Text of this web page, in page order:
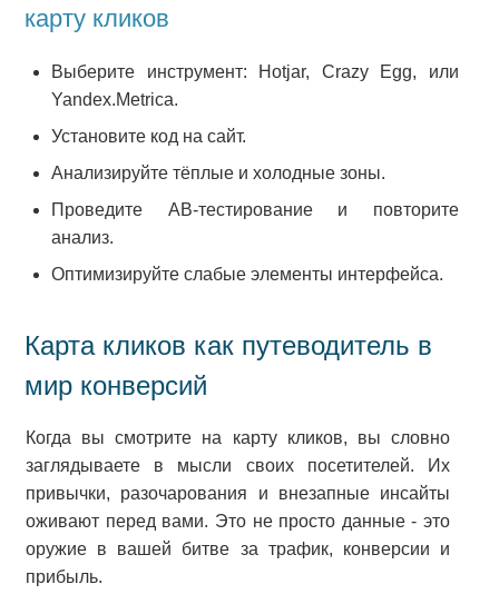
карту кликов
Выберите инструмент: Hotjar, Crazy Egg, или
Yandex.Metrica.
Установите код на сайт.
Анализируйте тёплые и холодные зоны.
Проведите AB-тестирование и повторите
анализ.
Оптимизируйте слабые элементы интерфейса.
Карта кликов как путеводитель в
мир конверсий
Когда вы смотрите на карту кликов, вы словно
заглядываете в мысли своих посетителей. Их
привычки, разочарования и внезапные инсайты
оживают перед вами. Это не просто данные - это
оружие в вашей битве за трафик, конверсии и
прибыль.